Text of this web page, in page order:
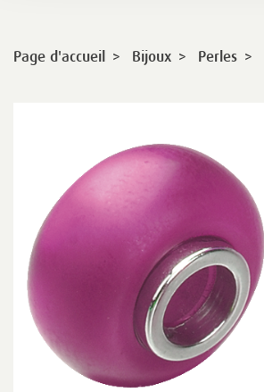
Page d'accueil > Bijoux > Perles >